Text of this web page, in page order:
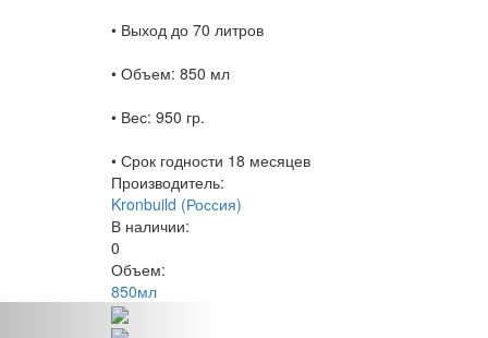
• Выход до 70 литров
• Объем: 850 мл
• Вес: 950 гр.
• Срок годности 18 месяцев
Производитель:
Kronbuild (Россия)
В наличии:
0
Объем:
850мл
Предыдущий